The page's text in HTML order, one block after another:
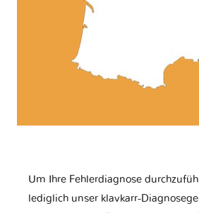
Um Ihre Fehlerdiagnose
lediglich unser klavkarr-